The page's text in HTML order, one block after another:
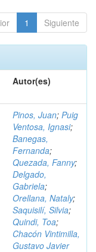
1 Siguiente
Autor(es)
Pinos, Juan; Puig
Ventosa, Ignasi;
Banegas,
Fernanda;
Quezada, Fanny;
Delgado,
Gabriela;
Orellana, Nataly;
Saquisilí, Silvia;
Quindi, Toa;
Chacón Vintimilla,
Gustavo Javier